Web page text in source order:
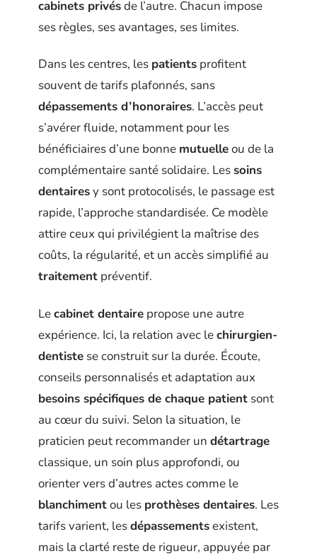
cabinets privésde l’autre. Chacun impose
ses règles, ses avantages, ses limites.
Dans les centres, les patients profitent
souvent de tarifs plafonnés, sans
dépassements d’honoraires. L’accès peut
s’avérer fluide, notamment pour les
bénéficiaires d’une bonne mutuelleou de la
complémentaire santé solidaire. Lessoins
dentairesy sont protocolisés, le passage est
rapide, l’approche standardisée. Ce modèle
attire ceux qui privilégient la maîtrise des
coûts, la régularité, et un accès simplifié au
traitement préventif.
Lecabinet dentaire propose une autre
expérience. Ici, la relation avec lechirurgien-
dentiste se construit sur la durée. Écoute,
conseils personnalisés et adaptation aux
besoins spécifiques de chaque patient sont
au cœur du suivi. Selon la situation, le
praticien peut recommander un détartrage
classique, un soin plus approfondi, ou
orienter vers d’autres actes comme le
blanchimentou les prothèses dentaires. Les
tarifs varient, lesdépassementsexistent,
mais la clarté reste de rigueur, appuyée par